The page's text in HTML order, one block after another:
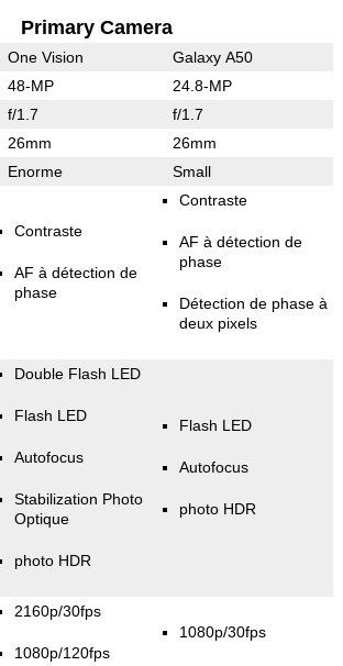
Primary Camera
One Vision Galaxy A50
48-MP 24.8-MP
f/1.7 f/1.7
26mm 26mm
Enorme Small
Contraste
AF à détection de
phase
Contraste
AF à détection de
phase
Détection de phase à
deux pixels
Double Flash LED
Flash LED
Autofocus
Stabilization Photo
Optique
photo HDR
Flash LED
Autofocus
photo HDR
2160p/30fps
1080p/120fps
1080p/30fps